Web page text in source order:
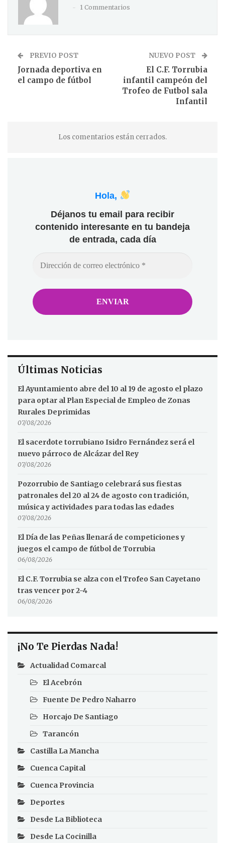
1 Commentarios
PREVIO POST
Jornada deportiva en
el campo de fútbol
NUEVO POST
El C.F. Torrubia
infantil campeón del
Trofeo de Futbol sala
Infantil
Los comentarios están cerrados.
Hola,
Déjanos tu email para recibir
contenido interesante en tu bandeja
de entrada, cada día
Últimas Noticias
El Ayuntamiento abre del 10 al 19 de agosto el plazo
para optar al Plan Especial de Empleo de Zonas
Rurales Deprimidas
07/08/2026
El sacerdote torrubiano Isidro Fernández será el
nuevo párroco de Alcázar del Rey
07/08/2026
Pozorrubio de Santiago celebrará sus fiestas
patronales del 20 al 24 de agosto con tradición,
música y actividades para todas las edades
07/08/2026
El Día de las Peñas llenará de competiciones y
juegos el campo de fútbol de Torrubia
06/08/2026
El C.F. Torrubia se alza con el Trofeo San Cayetano
tras vencer por 2-4
06/08/2026
¡No Te Pierdas Nada!
Actualidad Comarcal
El Acebrón
Fuente De Pedro Naharro
Horcajo De Santiago
Tarancón
Castilla La Mancha
Cuenca Capital
Cuenca Provincia
Deportes
Desde La Biblioteca
Desde La Cocinilla